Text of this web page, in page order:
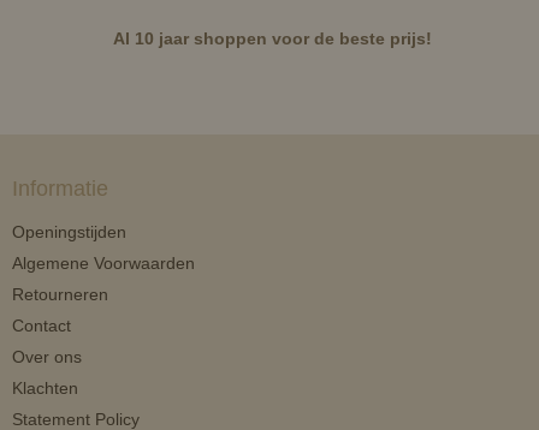
Al 10 jaar shoppen voor de beste prijs!
Informatie
Openingstijden
Algemene Voorwaarden
Retourneren
Contact
Over ons
Klachten
Statement Policy